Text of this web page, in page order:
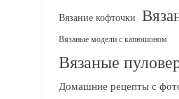
Вязание кофточки
Вязаные модели с капюшоном
Вязаные
Домашние рецепты с